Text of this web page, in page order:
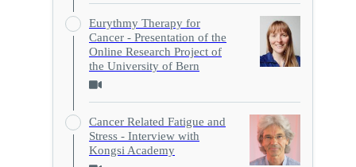
Eurythmy Therapy for
Cancer - Presentation of the
Online Research Project of
the University of Bern
Cancer Related Fatigue and
Stress - Interview with
Kongsi Academy